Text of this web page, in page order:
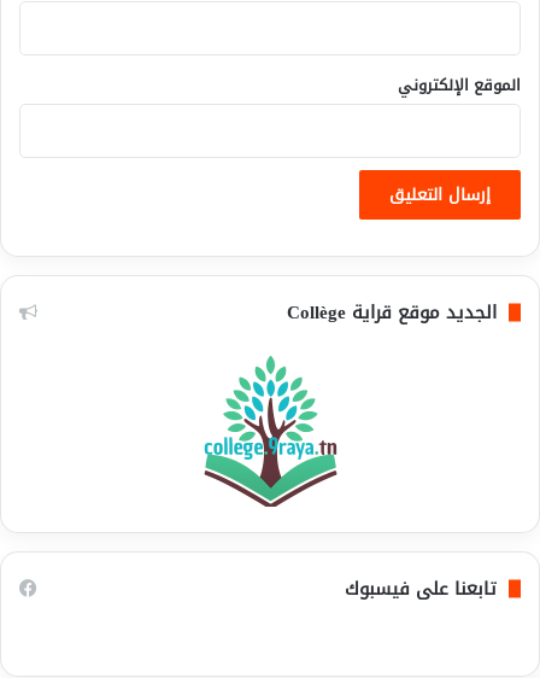
الموقع الإلكتروني
الجديد موقع قراية Collège
تابعنا على فيسبوك